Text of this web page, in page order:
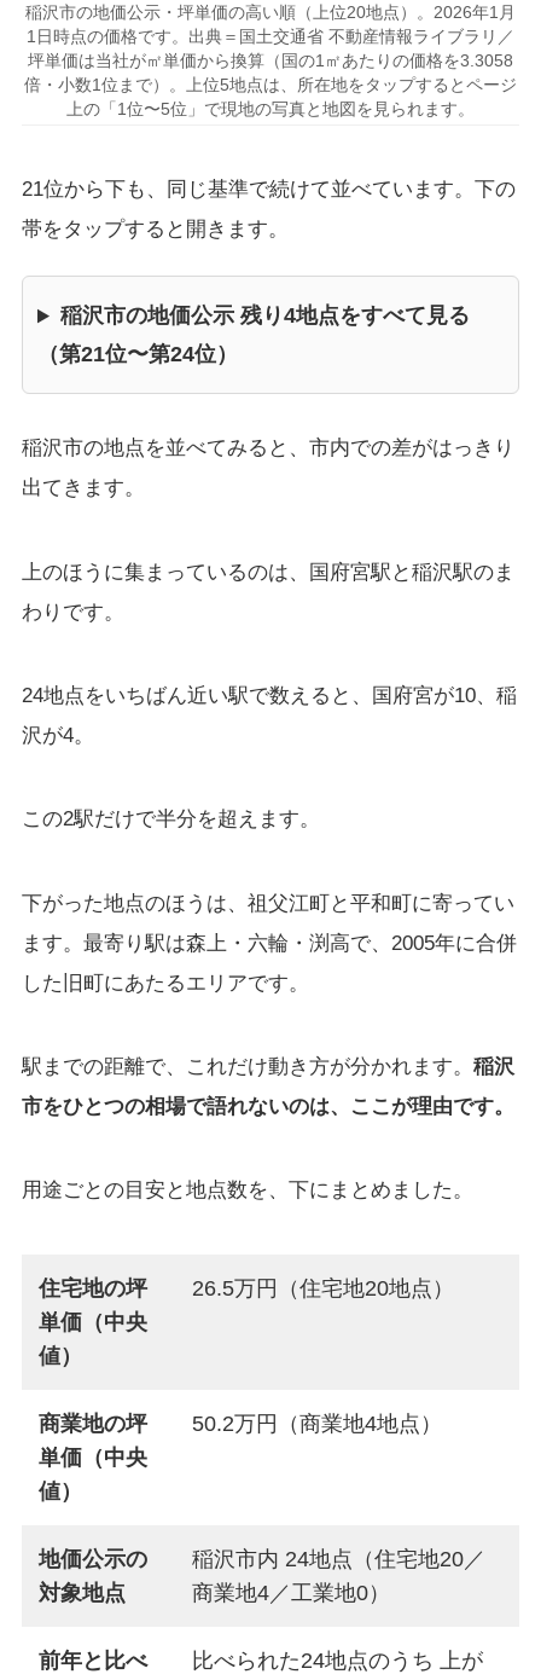
稲沢市の地価公示・坪単価の高い順（上位20地点）。2026年1月
1日時点の価格です。出典＝国土交通省 不動産情報ライブラリ／
坪単価は当社が㎡単価から換算（国の1㎡あたりの価格を3.3058
倍・小数1位まで）。上位5地点は、所在地をタップするとページ
上の「1位〜5位」で現地の写真と地図を見られます。
21位から下も、同じ基準で続けて並べています。下の
帯をタップすると開きます。
稲沢市の地価公示 残り4地点をすべて見る
（第21位〜第24位）
稲沢市の地点を並べてみると、市内での差がはっきり
出てきます。
上のほうに集まっているのは、国府宮駅と稲沢駅のま
わりです。
24地点をいちばん近い駅で数えると、国府宮が10、稲
沢が4。
この2駅だけで半分を超えます。
下がった地点のほうは、祖父江町と平和町に寄ってい
ます。最寄り駅は森上・六輪・渕高で、2005年に合併
した旧町にあたるエリアです。
駅までの距離で、これだけ動き方が分かれます。 稲沢
市をひとつの相場で語れないのは、ここが理由です。
用途ごとの目安と地点数を、下にまとめました。
住宅地の坪
単価（中央
値）
26.5万円（住宅地20地点）
商業地の坪
単価（中央
値）
50.2万円（商業地4地点）
地価公示の
対象地点
稲沢市内 24地点（住宅地20／
商業地4／工業地0）
前年と比べ
比べられた24地点のうち 上が